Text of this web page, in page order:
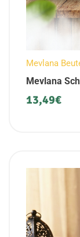
Mevlana
Mevlana
| im
13,49€